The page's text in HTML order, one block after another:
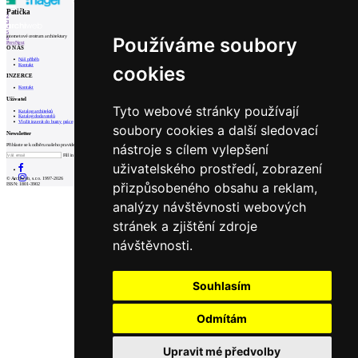
Používáme soubory
cookies
Tyto webové stránky používají
soubory cookies a další sledovací
nástroje s cílem vylepšení
uživatelského prostředí, zobrazení
přizpůsobeného obsahu a reklam,
analýzy návštěvnosti webových
stránek a zjištění zdroje
návštěvnosti.
Souhlasím
Odmítám
Upravit mé předvolby
1
2
3
4
5
6
PrevNext
Patička
internetové centrum architektury
O NÁS
Náš příběh
Kontakt
INZERCE
Kontakt
Uživatel
Katalog architektů
Katalog dodavatelů
Vložit inzerát do burzy práce
Newsletter
Přihlaste se k odběru našeho pravidelného týdenního newsletteru:
Fill in „nospam“
© Archiweb, s.r.o. 1997-2026
ISSN: 1801-3902